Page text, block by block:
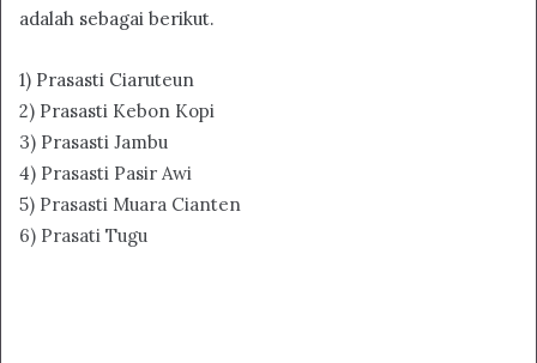
adalah sebagai berikut.
1) Prasasti Ciaruteun
2) Prasasti Kebon Kopi
3) Prasasti Jambu
4) Prasasti Pasir Awi
5) Prasasti Muara Cianten
6) Prasati Tugu